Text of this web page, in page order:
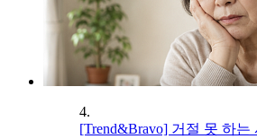
4.
[Trend&Bravo] 거절 못 하